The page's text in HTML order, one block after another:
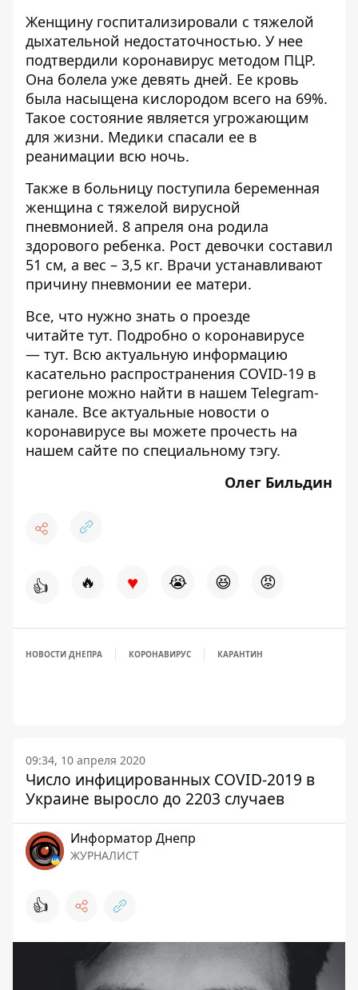
Женщину госпитализировали с тяжелой
дыхательной недостаточностью. У нее
подтвердили коронавирус методом ПЦР.
Она болела уже девять дней. Ее кровь
была насыщена кислородом всего на 69%.
Такое состояние является угрожающим
для жизни. Медики спасали ее в
реанимации всю ночь.
Также в больницу поступила беременная
женщина с тяжелой вирусной
пневмонией. 8 апреля она родила
здорового ребенка. Рост девочки составил
51 см, а вес – 3,5 кг. Врачи устанавливают
причину пневмонии ее матери.
Все, что нужно знать о проезде
читайте тут. Подробно о коронавирусе
— тут. Всю актуальную информацию
касательно распространения COVID-19 в
регионе можно найти в нашем Telegram-
канале. Все актуальные новости о
коронавирусе вы можете прочесть на
нашем сайте по специальному тэгу.
Олег Бильдин
👍 🔥 ♥ 😭 😆 😡
НОВОСТИ ДНЕПРА КОРОНАВИРУС КАРАНТИН
09:34, 10 апреля 2020
Число инфицированных COVID-2019 в
Украине выросло до 2203 случаев
Информатор Днепр
ЖУРНАЛИСТ
👍